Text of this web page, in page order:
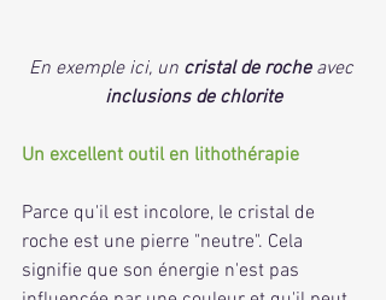
En exemple ici, un cristal de roche avec
inclusions de chlorite
Un excellent outil en lithothérapie
Parce qu'il est incolore, le cristal de
roche est une pierre "neutre". Cela
signifie que son énergie n'est pas